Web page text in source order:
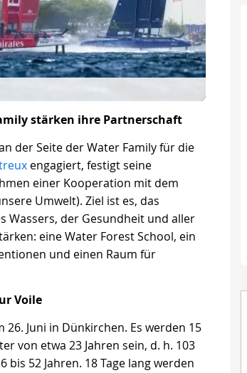
stärken ihre Partnerschaft
der Seite der Water Family für die
engagiert, festigt seine
einer Kooperation mit dem
Umwelt). Ziel ist es, das
Wassers, der Gesundheit und aller
eine Water Forest School, ein
und einen Raum für
Voile
Juni in Dünkirchen. Es werden 15
von etwa 23 Jahren sein, d. h. 103
52 Jahren. 18 Tage lang werden